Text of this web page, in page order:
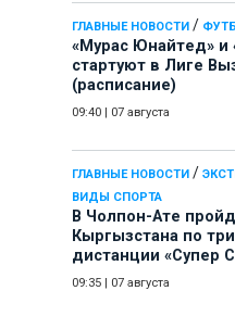
ГЛАВНЫЕ НОВОСТИ /
«Мурас Юнайтед» и
стартуют в Лиге
(расписание)
09:40 07 августа
ГЛАВНЫЕ НОВОСТИ /
ВИДЫ СПОРТА
В Чолпон-Ате
Кыргызстана по
дистанции «Супер
09:35 07 августа